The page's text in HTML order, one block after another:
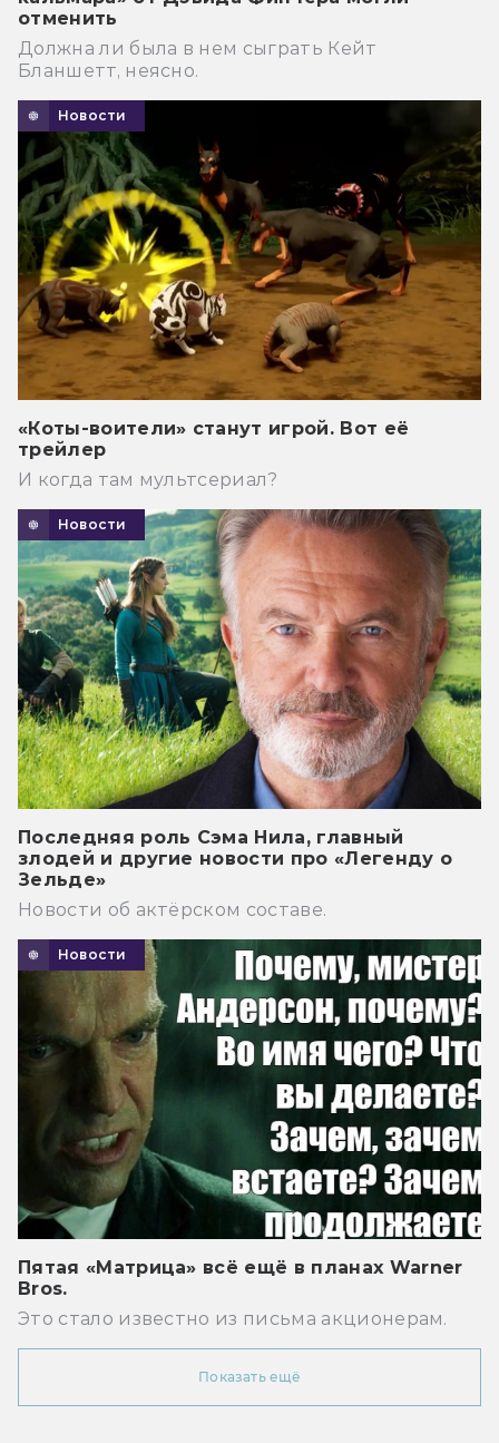
отменить
Должна ли была в нем сыграть Кейт
Бланшетт, неясно.
Новости
«Коты-воители» станут игрой. Вот её
трейлер
И когда там мультсериал?
Новости
Последняя роль Сэма Нила, главный
злодей и другие новости про «Легенду о
Зельде»
Новости об актёрском составе.
Новости
Пятая «Матрица» всё ещё в планах Warner
Bros.
Это стало известно из письма акционерам.
Показать ещё